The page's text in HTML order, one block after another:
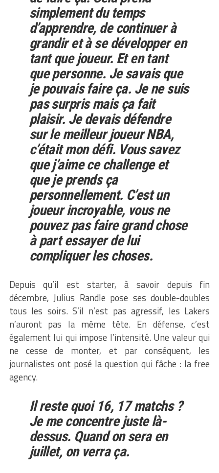
simplement du temps
d’apprendre, de continuer à
grandir et à se développer en
tant que joueur. Et en tant
que personne. Je savais que
je pouvais faire ça. Je ne suis
pas surpris mais ça fait
plaisir. Je devais défendre
sur le meilleur joueur NBA,
c’était mon défi. Vous savez
que j’aime ce challenge et
que je prends ça
personnellement. C’est un
joueur incroyable, vous ne
pouvez pas faire grand chose
à part essayer de lui
compliquer les choses.
Depuis qu’il est starter, à savoir depuis fin
décembre, Julius Randle pose ses double-doubles
tous les soirs. S’il n’est pas agressif, les Lakers
n’auront pas la même tête. En défense, c’est
également lui qui impose l’intensité. Une valeur qui
ne cesse de monter, et par conséquent, les
journalistes ont posé la question qui fâche : la free
agency.
Il reste quoi 16, 17 matchs ?
Je me concentre juste là-
dessus. Quand on sera en
juillet, on verra ça.